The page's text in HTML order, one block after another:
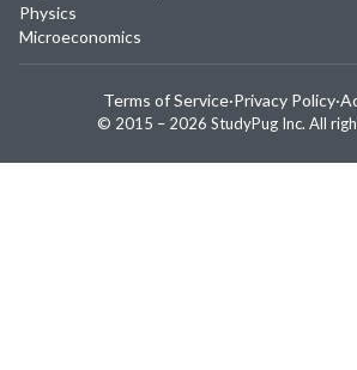
Physics
Microeconomics
© 2015 – 2026 StudyPug Inc. All
Terms of Service·Privacy Policy·